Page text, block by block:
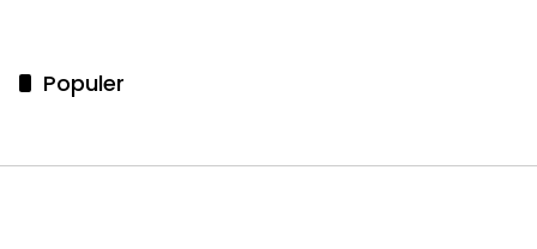
Populer